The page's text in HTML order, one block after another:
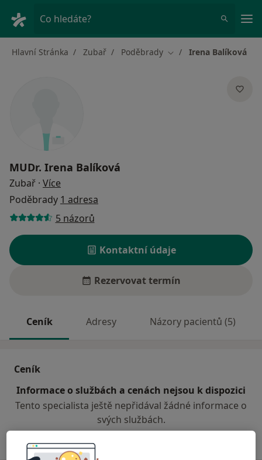
Co hledáte?
Hlavní Stránka Zubař Poděbrady Změna města
Irena Balíková
MUDr. Irena Balíková
Zubař · Více
Poděbrady 1 adresa
5 názorů
Kontaktní údaje
Rezervovat termín
Ceník Adresy Názory pacientů (5)
Ceník
Informace o službách a cenách nejsou k dispozici
Tento specialista ještě nepřidával žádné informace o
svých službách.